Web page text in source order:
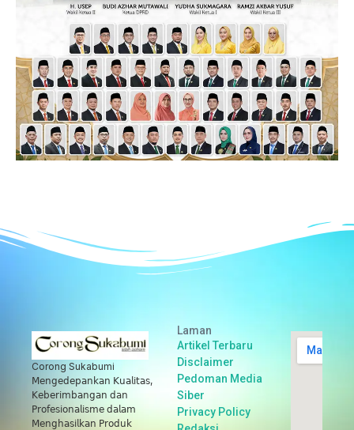
Corong Sukabumi
𝖬𝖾𝗇𝗀𝖾𝖽𝖾𝗉𝖺𝗇𝗄𝖺𝗇 𝖪𝗎𝖺𝗅𝗂𝗍𝖺𝗌,
𝖪𝖾𝖻𝖾𝗋𝗂𝗆𝖻𝖺𝗇𝗀𝖺𝗇 𝖽𝖺𝗇
𝖯𝗋𝗈𝖿𝖾𝗌𝗂𝗈𝗇𝖺𝗅𝗂𝗌𝗆𝖾 𝖽𝖺𝗅𝖺𝗆
𝖬𝖾𝗇𝗀𝗁𝖺𝗌𝗂𝗅𝗄𝖺𝗇 𝖯𝗋𝗈𝖽𝗎𝗄
Laman
Artikel Terbaru
Disclaimer
Pedoman Media
Siber
Privacy Policy